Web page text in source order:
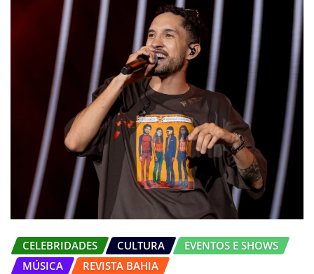
CELEBRIDADES CULTURA
EVENTOS E SHOWS
MÚSICA
REVISTA BAHIA